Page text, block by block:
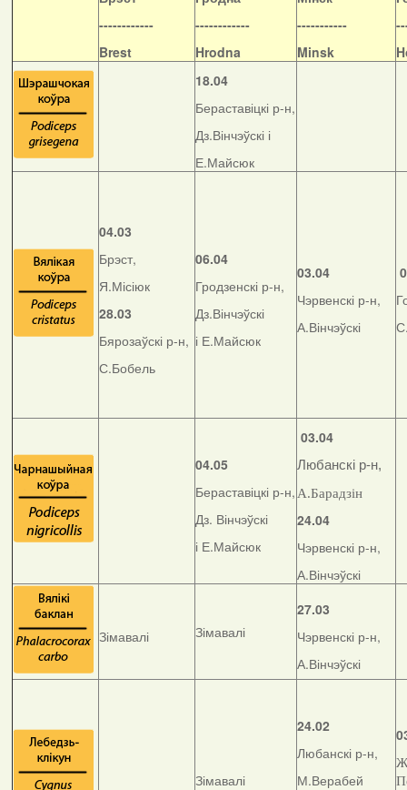
------------
Brest
------------
Hrodna
-----------
Minsk
18.04
Бераставіцкі р-н,
Дз.Вінчэўскі і
Е.Майсюк
04.03
Брэст,
Я.Місіюк
28.03
Бярозаўскі р-н,
С.Бобель
06.04
Гродзенскі р-н,
Дз.Вінчэўскі
і Е.Майсюк
03.04
Чэрвенскі р-н,
А.Вінчэўскі
04.05
Бераставіцкі р-н,
Дз. Вінчэўскі
і Е.Майсюк
03.04
Любанскі р-н,
А.Барадзін
24.04
Чэрвенскі р-н,
А.Вінчэўскі
Зімавалі Зімавалі
27.03
Чэрвенскі р-н,
А.Вінчэўскі
Зімавалі
24.02
Любанскі р-н,
М.Верабей